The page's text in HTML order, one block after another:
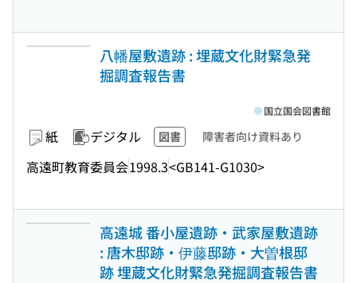
八幡屋敷遺跡 : 埋蔵文化財緊急発
掘調査報告書
紙 デジタル 図書 障害者向け資料あり
高遠町教育委員会1998.3<GB141-G1030>
国立国会図書館
高遠城 番小屋遺跡・武家屋敷遺跡
: 唐木邸跡・伊藤邸跡・大曽根邸
跡 埋蔵文化財緊急発掘調査報告書